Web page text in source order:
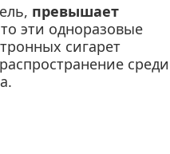
превышает
эти одноразовые
сигарет
среди